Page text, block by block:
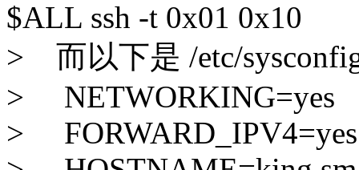
$ALL ssh -t 0x01 0x10
> 而以下是 /etc/
> NETWORKING=yes
> FORWARD_IPV4=yes